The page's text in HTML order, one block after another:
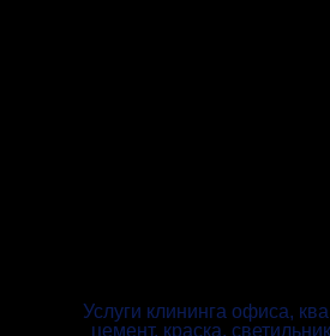
Услуги клининга офиса,
цемент, краска,